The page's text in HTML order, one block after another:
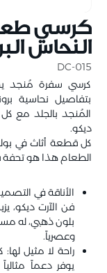
كرسي
النحاس
DC-015
كرسي سفرة مُنجد
بتفاصيل نحاسية
المُنجد بالجلد مع
ديكو.
كل قطعة أثاث في
الطعام هذا هو تحفة
الأناقة في
فن الآرت ديكو،
بلون ذهبي، له
وعصرياً.
راحة لا مثيل
يوفر دعماً